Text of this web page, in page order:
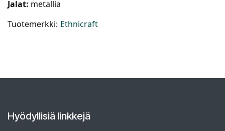
Jalat: metallia
Tuotemerkki: Ethnicraft
Hyödyllisiä linkkejä